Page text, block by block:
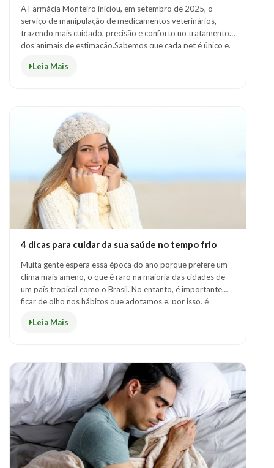
WhatsApp
Envie-
nos uma
A Farmácia Monteiro iniciou, em setembro de 2025, o
serviço de manipulação de medicamentos veterinários,
trazendo mais cuidado, precisão e conforto no tratamento
dos animais de estimação.Sabemos que cada pet é único e,
Leia Mais
4 dicas para cuidar da sua saúde no tempo frio
Muita gente espera essa época do ano porque prefere um
clima mais ameno, o que é raro na maioria das cidades de
um país tropical como o Brasil. No entanto, é importante
ficar de olho nos hábitos que adotamos e, por isso, é
Leia Mais